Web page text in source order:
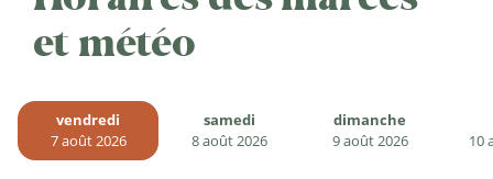
et météo
vendredi
7 août 2026
samedi
8 août 2026
dimanche
9 août 2026
10